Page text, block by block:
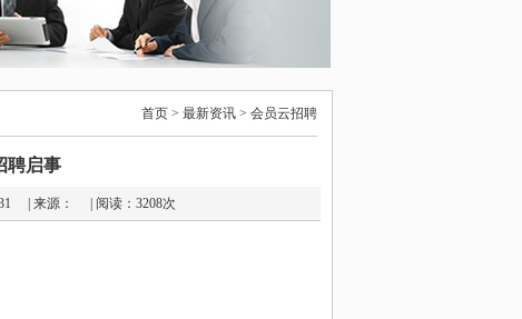
首页 > 最新资讯 > 会员云招聘
聘启事
31 | 来源： | 阅读：3208次